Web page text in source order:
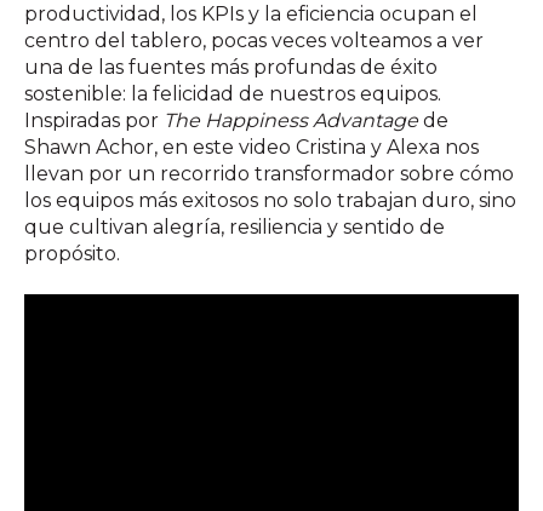
productividad, los KPIs y la eficiencia ocupan el
centro del tablero, pocas veces volteamos a ver
una de las fuentes más profundas de éxito
sostenible: la felicidad de nuestros equipos.
Inspiradas por The Happiness Advantagede
Shawn Achor, en este video Cristina y Alexa nos
llevan por un recorrido transformador sobre cómo
los equipos más exitosos no solo trabajan duro, sino
que cultivan alegría, resiliencia y sentido de
propósito.